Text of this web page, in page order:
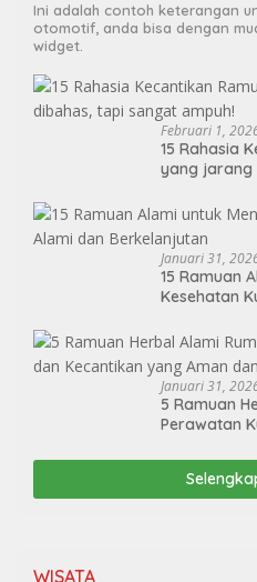
Ini adalah contoh keterangan
otomotif, anda bisa dengan
widget.
Februari 1,
15 Rahasia
yang jarang
Januari 31,
15 Ramuan
Kesehatan
Januari 31,
5 Ramuan
Perawatan
WISATA